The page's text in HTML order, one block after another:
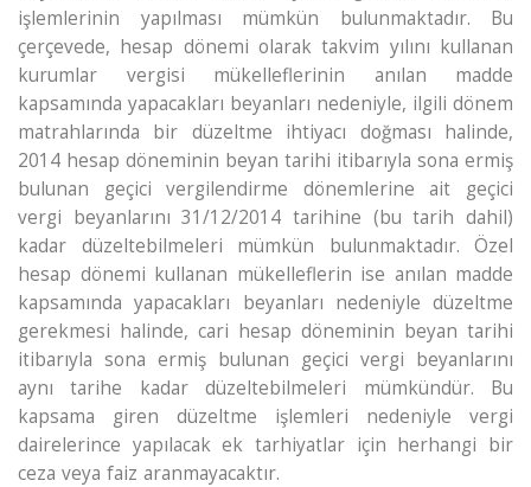
işlemlerinin yapılması mümkün bulunmaktadır. Bu
çerçevede, hesap dönemi olarak takvim yılını kullanan
kurumlar vergisi mükelleflerinin anılan madde
kapsamında yapacakları beyanları nedeniyle, ilgili dönem
matrahlarında bir düzeltme ihtiyacı doğması halinde,
2014 hesap döneminin beyan tarihi itibarıyla sona ermiş
bulunan geçici vergilendirme dönemlerine ait geçici
vergi beyanlarını 31/12/2014 tarihine (bu tarih dahil)
kadar düzeltebilmeleri mümkün bulunmaktadır. Özel
hesap dönemi kullanan mükelleflerin ise anılan madde
kapsamında yapacakları beyanları nedeniyle düzeltme
gerekmesi halinde, cari hesap döneminin beyan tarihi
itibarıyla sona ermiş bulunan geçici vergi beyanlarını
aynı tarihe kadar düzeltebilmeleri mümkündür. Bu
kapsama giren düzeltme işlemleri nedeniyle vergi
dairelerince yapılacak ek tarhiyatlar için herhangi bir
ceza veya faiz aranmayacaktır.